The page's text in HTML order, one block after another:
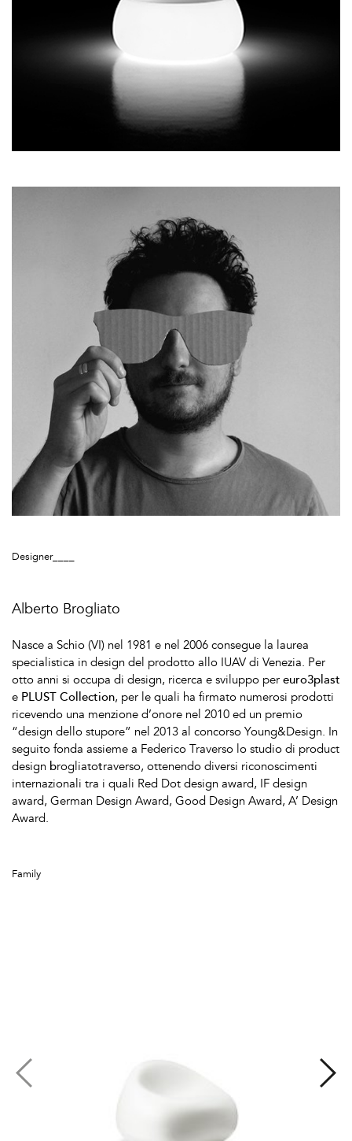
Designer____
Alberto Brogliato
Nasce a Schio (VI) nel 1981 e nel 2006 consegue la laurea
specialistica in design del prodotto allo IUAV di Venezia. Per
otto anni si occupa di design, ricerca e sviluppo per euro3plast
e PLUST Collection, per le quali ha firmato numerosi prodotti
ricevendo una menzione d’onore nel 2010 ed un premio
“design dello stupore” nel 2013 al concorso Young&Design. In
seguito fonda assieme a Federico Traverso lo studio di product
design brogliatotraverso, ottenendo diversi riconoscimenti
internazionali tra i quali Red Dot design award, IF design
award, German Design Award, Good Design Award, A’ Design
Award.
Family